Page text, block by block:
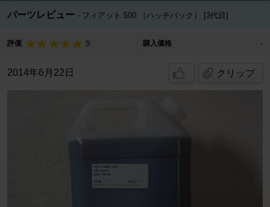
パーツレビュー フィアット 500 （ハッチバック） [3代目]
評価 5 購入価格 -
2014年6月22日 クリップ